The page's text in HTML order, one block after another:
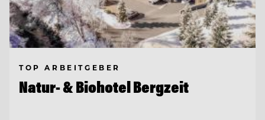
TOP ARBEITGEBER
Natur- & Biohotel Bergzeit